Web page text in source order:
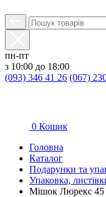
пн-пт
з 10:00 до 18:00
(093) 346 41 26 (067)
0 Кошик
Головна
Каталог
Подарунки та
Упаковка,
Мішок Люрекс 45